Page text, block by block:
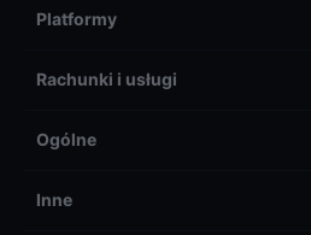
Platformy
Rachunki i usługi
Ogólne
Inne